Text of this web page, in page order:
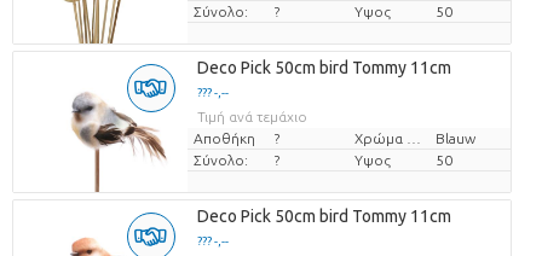
Σύνολο:
? Υψος 50
Deco Pick 50cm bird Tommy 11cm
??? -,--
Τιμή ανά τεμάχιο
Αποθήκη
?
Blauw
Σύνολο:
? Υψος 50
Deco Pick 50cm bird Tommy 11cm
??? -,--